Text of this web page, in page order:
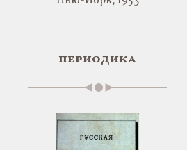
периодика